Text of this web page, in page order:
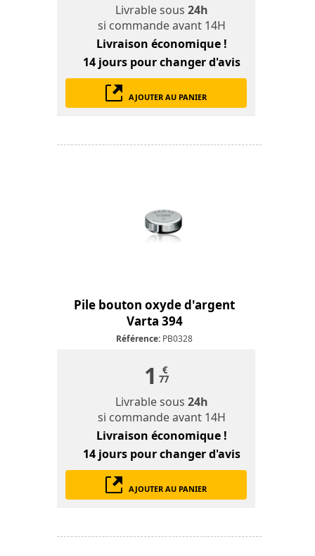
Livrable sous24h
si commande avant 14H
Livraison économique !
14 jours pour changer d'avis
AJOUTER AU PANIER
Pile bouton oxyde d'argent
Varta 394
Référence: PB0328
1 €
77
Livrable sous24h
si commande avant 14H
Livraison économique !
14 jours pour changer d'avis
AJOUTER AU PANIER